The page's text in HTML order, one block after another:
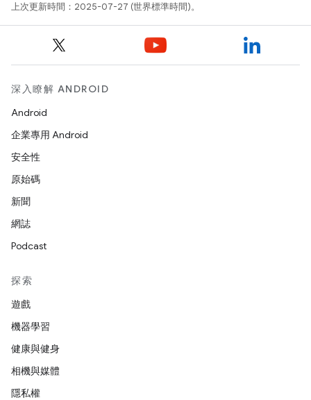
上次更新時間：2025-07-27 (世界標準時間)。
深入瞭解 ANDROID
Android
企業專用 Android
安全性
原始碼
新聞
網誌
Podcast
探索
遊戲
機器學習
健康與健身
相機與媒體
隱私權